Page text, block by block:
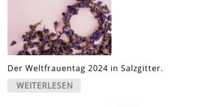
Der Weltfrauentag 2024 in Salzgitter.
WEITERLESEN